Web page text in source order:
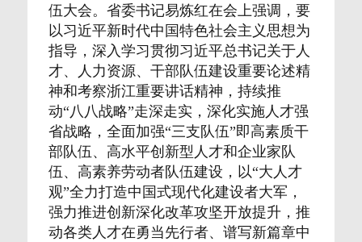
伍大会。省委书记易炼红在会上强调，要
以习近平新时代中国特色社会主义思想为
指导，深入学习贯彻习近平总书记关于人
才、人力资源、干部队伍建设重要论述精
神和考察浙江重要讲话精神，持续推
动“八八战略”走深走实，深化实施人才强
省战略，全面加强“三支队伍”即高素质干
部队伍、高水平创新型人才和企业家队
伍、高素养劳动者队伍建设，以“大人才
观”全力打造中国式现代化建设者大军，
强力推进创新深化改革攻坚开放提升，推
动各类人才在勇当先行者、谱写新篇章中